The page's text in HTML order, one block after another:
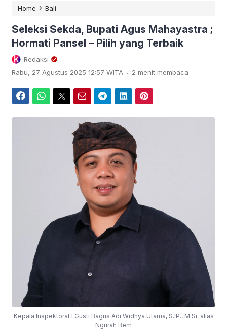
Home › Bali
Seleksi Sekda, Bupati Agus Mahayastra ;
Hormati Pansel – Pilih yang Terbaik
Redaksi
Rabu, 27 Agustus 2025 12:57 WITA . 2 menit membaca
Kepala Inspektorat I Gusti Bagus Adi Widhya Utama, S.IP., M.Si. alias
Ngurah Bem